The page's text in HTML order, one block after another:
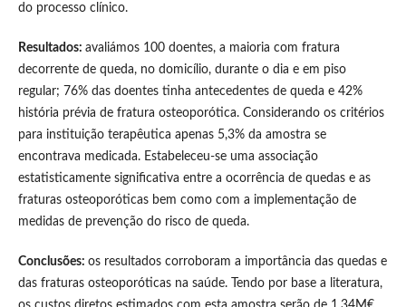
do processo clínico.
Resultados: avaliámos 100 doentes, a maioria com fratura
decorrente de queda, no domicílio, durante o dia e em piso
regular; 76% das doentes tinha antecedentes de queda e 42%
história prévia de fratura osteoporótica. Considerando os critérios
para instituição terapêutica apenas 5,3% da amostra se
encontrava medicada. Estabeleceu-se uma associação
estatisticamente significativa entre a ocorrência de quedas e as
fraturas osteoporóticas bem como com a implementação de
medidas de prevenção do risco de queda.
Conclusões: os resultados corroboram a importância das quedas e
das fraturas osteoporóticas na saúde. Tendo por base a literatura,